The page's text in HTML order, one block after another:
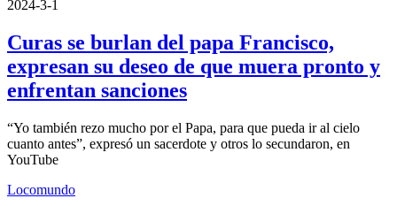
2024-3-1
Curas se burlan del papa Francisco,
expresan su deseo de que muera pronto y
enfrentan sanciones
“Yo también rezo mucho por el Papa, para que pueda ir al cielo
cuanto antes”, expresó un sacerdote y otros lo secundaron, en
YouTube
Locomundo